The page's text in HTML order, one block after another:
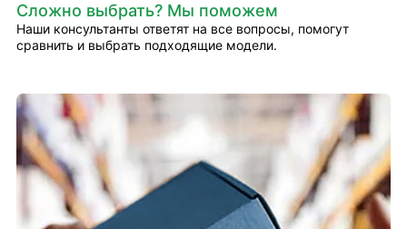
Сложно выбрать? Мы поможем
Наши консультанты ответят на все вопросы, помогут
сравнить и выбрать подходящие модели.